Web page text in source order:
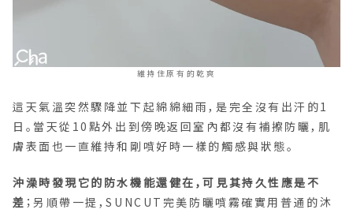
維持住原有的乾爽
這天氣溫突然驟降並下起綿綿細雨，是完全沒有出汗的1
日。當天從10點外出到傍晚返回室內都沒有補擦防曬，肌
膚表面也一直維持和剛噴好時一樣的觸感與狀態。
沖澡時發現它的防水機能還健在，可見其持久性應是不
差 ；另順帶一提，SUNCUT完美防曬噴霧確實用普通的沐